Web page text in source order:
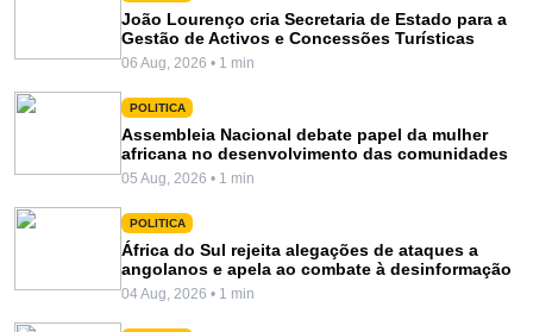
João Lourenço cria Secretaria de Estado para a
Gestão de Activos e Concessões Turísticas
06 Aug, 2026 • 1 min
POLITICA
Assembleia Nacional debate papel da mulher
africana no desenvolvimento das comunidades
05 Aug, 2026 • 1 min
POLITICA
África do Sul rejeita alegações de ataques a
angolanos e apela ao combate à desinformação
04 Aug, 2026 • 1 min